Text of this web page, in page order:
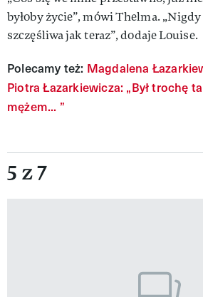
byłoby życie”, mówi Thelma. „Nigdy
szczęśliwa jak teraz”, dodaje Louise.
Polecamy też: Magdalena
Piotra Łazarkiewicza: „Był trochę
mężem... ”
5 z 7